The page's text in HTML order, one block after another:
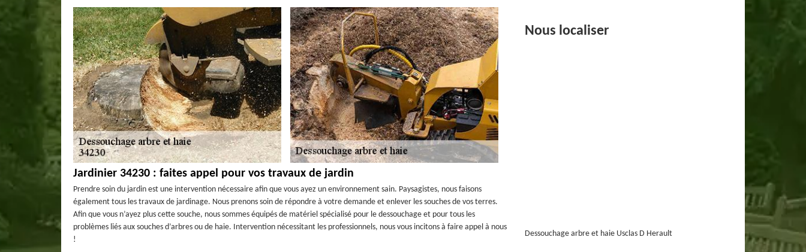
Jardinier 34230 : faites appel pour vos travaux de jardin
Prendre soin du jardin est une intervention nécessaire afin que vous ayez un environnement sain. Paysagistes, nous faisons
également tous les travaux de jardinage. Nous prenons soin de répondre à votre demande et enlever les souches de vos terres.
Afin que vous n’ayez plus cette souche, nous sommes équipés de matériel spécialisé pour le dessouchage et pour tous les
problèmes liés aux souches d’arbres ou de haie. Intervention nécessitant les professionnels, nous vous incitons à faire appel à nous
!
Nous localiser
Dessouchage arbre et haie Usclas D Herault